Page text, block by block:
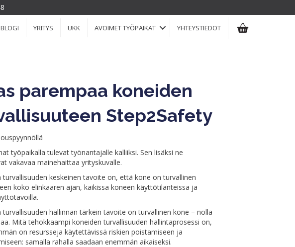
BLOGI YRITYS UKK AVOIMET TYÖPAIKAT YHTEYSTIEDOT
parempaa koneiden
Step2Safety
työpaikalla tulevat työnantajalle kalliiksi. Sen lisäksi ne
vakavaa mainehaittaa yrityskuvalle.
turvallisuuden keskeinen tavoite on, että kone on turvallinen
koko elinkaaren ajan, kaikissa koneen käyttötilanteissa ja
turvallisuuden hallinnan tärkein tavoite on turvallinen kone – nolla
Mitä tehokkaampi koneiden turvallisuuden hallintaprosessi on,
on resursseja käytettävissä riskien poistamiseen ja
samalla rahalla saadaan enemmän aikaiseksi.